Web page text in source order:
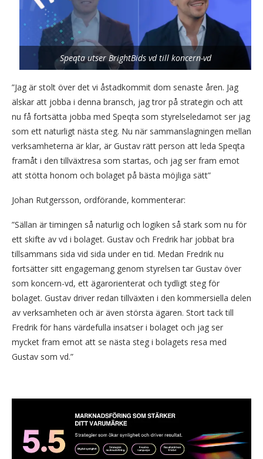
Speqta utser BrightBids vd till koncern-vd
”Jag är stolt över det vi åstadkommit dom senaste åren. Jag
älskar att jobba i denna bransch, jag tror på strategin och att
nu få fortsätta jobba med Speqta som styrelseledamot ser jag
som ett naturligt nästa steg. Nu när sammanslagningen mellan
verksamheterna är klar, är Gustav rätt person att leda Speqta
framåt i den tillväxtresa som startas, och jag ser fram emot
att stötta honom och bolaget på bästa möjliga sätt”
Johan Rutgersson, ordförande, kommenterar:
”Sällan är timingen så naturlig och logiken så stark som nu för
ett skifte av vd i bolaget. Gustav och Fredrik har jobbat bra
tillsammans sida vid sida under en tid. Medan Fredrik nu
fortsätter sitt engagemang genom styrelsen tar Gustav över
som koncern-vd, ett ägarorienterat och tydligt steg för
bolaget. Gustav driver redan tillväxten i den kommersiella delen
av verksamheten och är även största ägaren. Stort tack till
Fredrik för hans värdefulla insatser i bolaget och jag ser
mycket fram emot att se nästa steg i bolagets resa med
Gustav som vd.”